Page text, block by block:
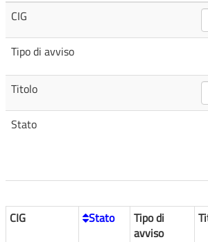
CIG
Tipo di avviso
Titolo
Stato
CIG Stato
Tipo di
avviso